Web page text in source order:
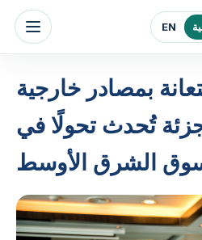
الشرق الأوسط
EN
بمصادر خارجية
تُحدث تحولًا في
الشرق الأوسط